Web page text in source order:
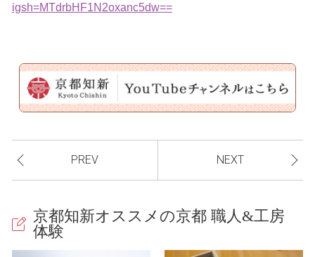
igsh=MTdrbHF1N2oxanc5dw==
PREV NEXT
京都知新オススメの京都 職人&工房
体験